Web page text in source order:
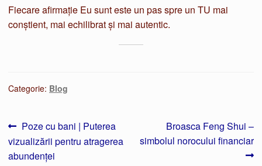
Fiecare afirmație Eu sunt este un pas spre un TU mai
conștient, mai echilibrat și mai autentic.
Categorie: Blog
Navigare
în
Articolul
anterior:
Poze cu bani | Puterea
vizualizării pentru atragerea
abundenței
Articolul
următor:
Broasca Feng Shui –
simbolul norocului financiar